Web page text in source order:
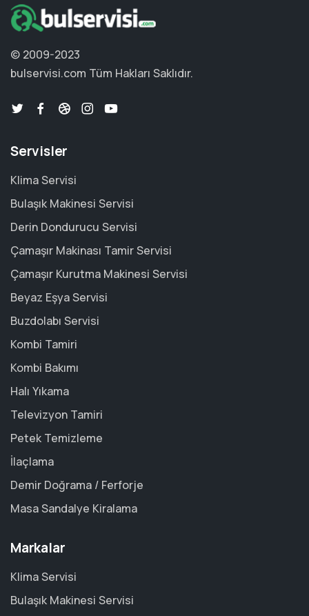
© 2009-2023
bulservisi.com Tüm Hakları Saklıdır.
Servisler
Klima Servisi
Bulaşık Makinesi Servisi
Derin Dondurucu Servisi
Çamaşır Makinası Tamir Servisi
Çamaşır Kurutma Makinesi Servisi
Beyaz Eşya Servisi
Buzdolabı Servisi
Kombi Tamiri
Kombi Bakımı
Halı Yıkama
Televizyon Tamiri
Petek Temizleme
İlaçlama
Demir Doğrama / Ferforje
Masa Sandalye Kiralama
Markalar
Klima Servisi
Bulaşık Makinesi Servisi